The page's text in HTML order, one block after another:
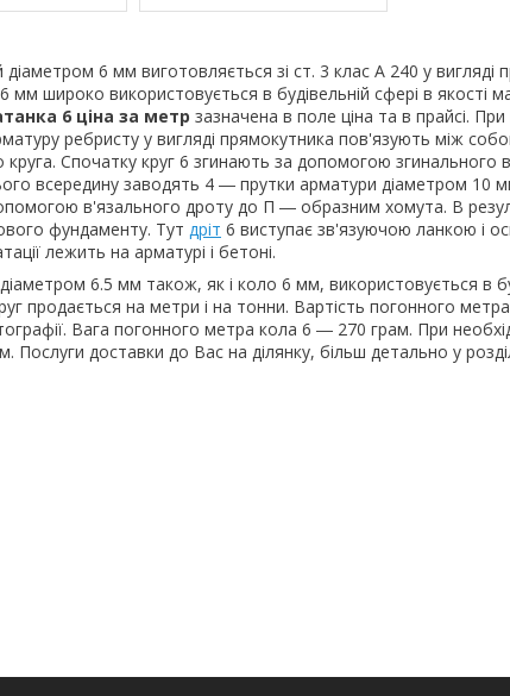
6 мм виготовляється зі ст. 3 клас А 240 у вигляді
мм широко використовується в будівельній сфері в якості
6 ціна за метр зазначена в поле ціна та в прайсі.
ребристу у вигляді прямокутника пов'язують між
круга. Спочатку круг 6 згинають за допомогою згинального
всередину заводять 4 ― прутки арматури діаметром 10
в'язального дроту до П ― образним хомута. В
фундаменту. Тут дріт 6 виступає зв'язуючою ланкою і
лежить на арматурі і бетоні.
діаметром 6.5 мм також, як і коло 6 мм, використовується в
продається на метри і на тонни. Вартість погонного
Вага погонного метра кола 6 ― 270 грам. При
Послуги доставки до Вас на ділянку, більш детально у